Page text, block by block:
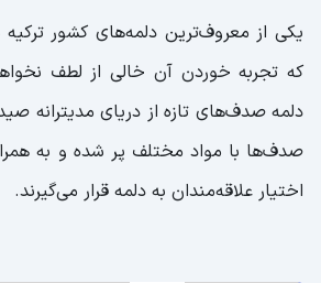
یکی از معروف‌ترین دلمه‌های کشور
که تجربه خوردن آن خالی از لطف
دلمه صدف‌های تازه از دریای مدیترانه
صدف‌ها با مواد مختلف پر شده و به
اختیار علاقه‌مندان به دلمه قرار می‌گیرند.